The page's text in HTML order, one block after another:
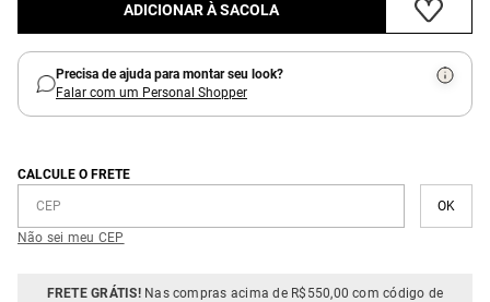
ADICIONAR À SACOLA
Precisa de ajuda para montar seu look?
Falar com um Personal Shopper
CALCULE O FRETE
Não sei meu CEP
FRETE GRÁTIS!Nas compras acima de R$550,00 com código de